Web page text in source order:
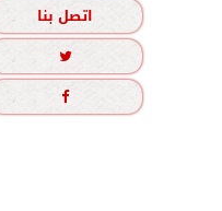
اتصل بنا


جميع